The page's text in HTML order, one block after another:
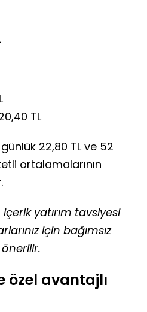
TL
22,80 TL ve 52
ortalamalarının
yatırım tavsiyesi
için bağımsız
önerilir.
özel avantajlı